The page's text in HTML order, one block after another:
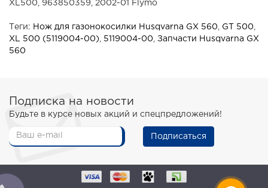
XL500, 963850359, 2002-01 Flymo
Теги: Нож для газонокосилки Husqvarna GX 560 GT 500
XL 500 (5119004-00)
5119004-00
Запчасти Husqvarna GX
560
Подписка на новости
Будьте в курсе новых акций и спецпредложений!
Подписаться